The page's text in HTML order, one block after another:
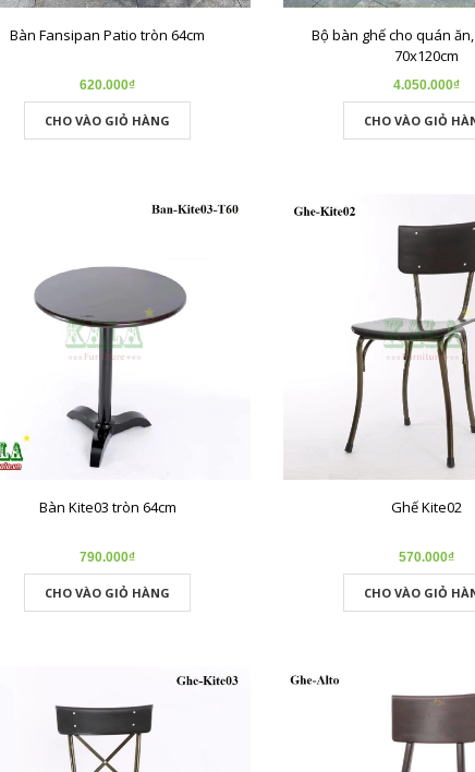
Bàn Fansipan Patio tròn 64cm
620.000₫
CHO VÀO GIỎ HÀNG
Bộ bàn ghế cho quán
70x120cm
4.050.000₫
CHO VÀO GIỎ
Bàn Kite03 tròn 64cm
790.000₫
CHO VÀO GIỎ HÀNG
Ghế Kite02
570.000₫
CHO VÀO GIỎ